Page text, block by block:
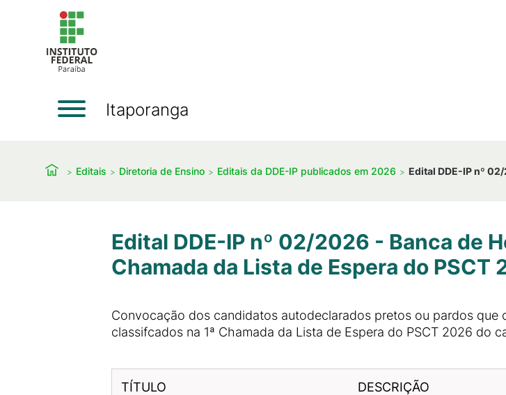
Itaporanga
Editais Diretoria de Ensino Editais da DDE-IP publicados em 2026 Edital DDE-IP nº
Edital DDE-IP nº 02/2026 - Banca de
Chamada da Lista de Espera do
Convocação dos candidatos autodeclarados pretos ou pardos
classifcados na 1ª Chamada da Lista de Espera do PSCT 2026 do
TÍTULO DESCRIÇÃO